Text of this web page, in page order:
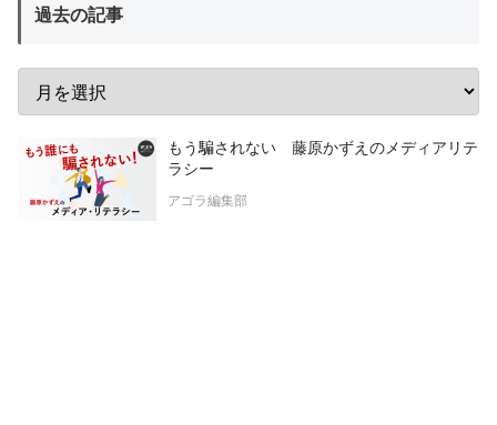
過去の記事
もう騙されない 藤原かずえのメディアリテ
ラシー
アゴラ編集部